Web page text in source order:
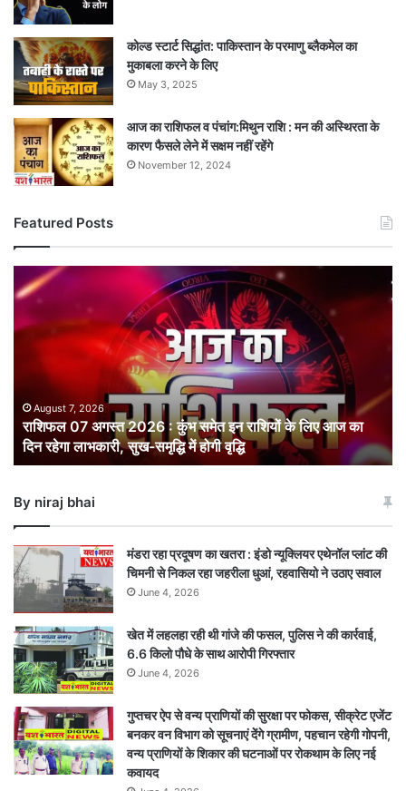
कोल्ड स्टार्ट सिद्धांत: पाकिस्तान के परमाणु ब्लैकमेल का
मुकाबला करने के लिए
May 3, 2025
आज का राशिफल व पंचांग:मिथुन राशि : मन की अस्थिरता के
कारण फैसले लेने में सक्षम नहीं रहेंगे
November 12, 2024
Featured Posts
राशिफल
07
2026
इन
राशियों
लिए
का
लाभकारी,
सुख-
समृद्धि
में
होगी
वृद्धि
August 7, 2026
राशिफल 07 अगस्त 2026 : कुंभ समेत इन राशियों के लिए आज का
दिन रहेगा लाभकारी, सुख-समृद्धि में होगी वृद्धि
By niraj bhai
मंडरा रहा प्रदूषण का खतरा : इंडो न्यूक्लियर एथेनॉल प्लांट की
चिमनी से निकल रहा जहरीला धुआं, रहवासियो ने उठाए सवाल
June 4, 2026
खेत में लहलहा रही थी गांजे की फसल, पुलिस ने की कार्रवाई,
6.6 किलो पौधे के साथ आरोपी गिरफ्तार
June 4, 2026
गुप्तचर ऐप से वन्य प्राणियों की सुरक्षा पर फोकस, सीक्रेट एजेंट
बनकर वन विभाग को सूचनाएं देेंगे ग्रामीण, पहचान रहेगी गोपनी,
वन्य प्राणियों के शिकार की घटनाओं पर रोकथाम के लिए नई
कवायद